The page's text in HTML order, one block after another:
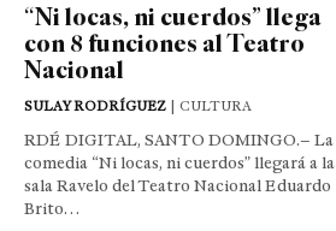
“Ni locas, ni cuerdos” llega
con 8 funciones al Teatro
Nacional
SULAY RODRÍGUEZ | CULTURA
RDÉ DIGITAL, SANTO DOMINGO.– La
comedia “Ni locas, ni cuerdos” llegará a la
sala Ravelo del Teatro Nacional Eduardo
Brito…